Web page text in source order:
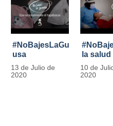
#NoBajesLaGuardia:
usa
racionalmente
el tapabocas
13 de Julio de
2020
la salud
también
cuenta
10 de
2020